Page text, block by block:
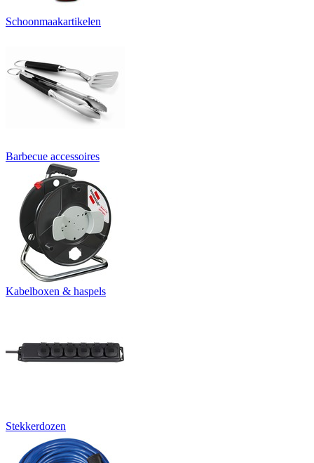
Schoonmaakartikelen
Barbecue accessoires
Kabelboxen & haspels
Stekkerdozen